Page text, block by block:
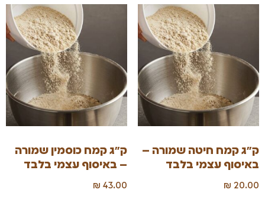
ק"ג קמח חיטה שמורה –
באיסוף עצמי בלבד
₪ 20.00
ק"ג קמח כוסמין שמורה
– באיסוף עצמי בלבד
₪ 43.00